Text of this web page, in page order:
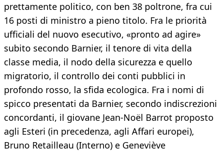
prettamente politico, con ben 38 poltrone, fra cui
16 posti di ministro a pieno titolo. Fra le priorità
ufficiali del nuovo esecutivo, «pronto ad agire»
subito secondo Barnier, il tenore di vita della
classe media, il nodo della sicurezza e quello
migratorio, il controllo dei conti pubblici in
profondo rosso, la sfida ecologica. Fra i nomi di
spicco presentati da Barnier, secondo indiscrezioni
concordanti, il giovane Jean-Noël Barrot proposto
agli Esteri (in precedenza, agli Affari europei),
Bruno Retailleau (Interno) e Geneviève